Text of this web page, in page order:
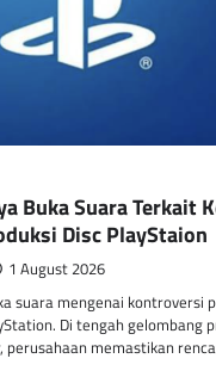
Buka Suara Terkait
Disc PlayStaion
1 August 2026
suara mengenai kontroversi
Di tengah gelombang
perusahaan memastikan